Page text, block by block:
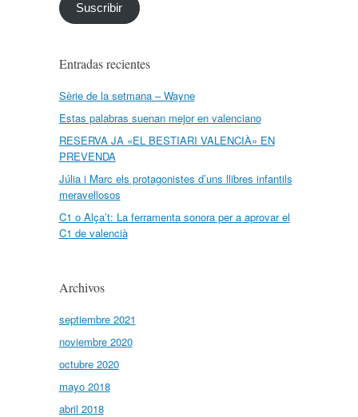
Suscribir
Entradas recientes
Sèrie de la setmana – Wayne
Estas palabras suenan mejor en valenciano
RESERVA JA «EL BESTIARI VALENCIÀ» EN
PREVENDA
Júlia i Marc els protagonistes d’uns llibres infantils
meravellosos
C1 o Alça’t: La ferramenta sonora per a aprovar el
C1 de valencià
Archivos
septiembre 2021
noviembre 2020
octubre 2020
mayo 2018
abril 2018